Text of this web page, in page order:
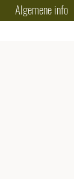
Algemene info